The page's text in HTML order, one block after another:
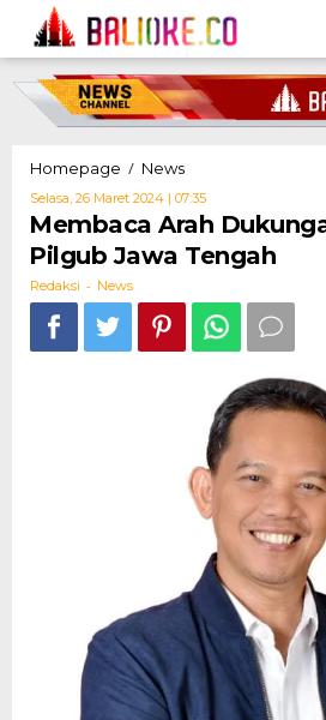
content
Homepage / NewsMembaca
Arah
Dukungan
Relawan
di
Tengah
Selasa, 26 Maret 2024 | 07:35Oleh
Redaksi
Membaca Arah
Pilgub Jawa Tengah
Redaksi - News